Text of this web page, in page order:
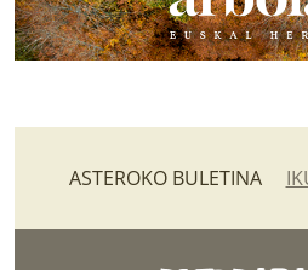
ASTEROKO BULETINA